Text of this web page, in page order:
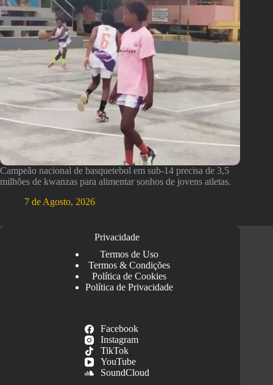
Campeão nacional de basquetebol em sub-14 precisa de 3,5
milhões de kwanzas para alimentar sonhos de jovens atletas.
7 de Agosto, 2026
Privacidade
Termos de Uso
Termos & Condições
Política de Cookies
Política de Privacidade
Facebook
Instagram
TikTok
YouTube
SoundCloud